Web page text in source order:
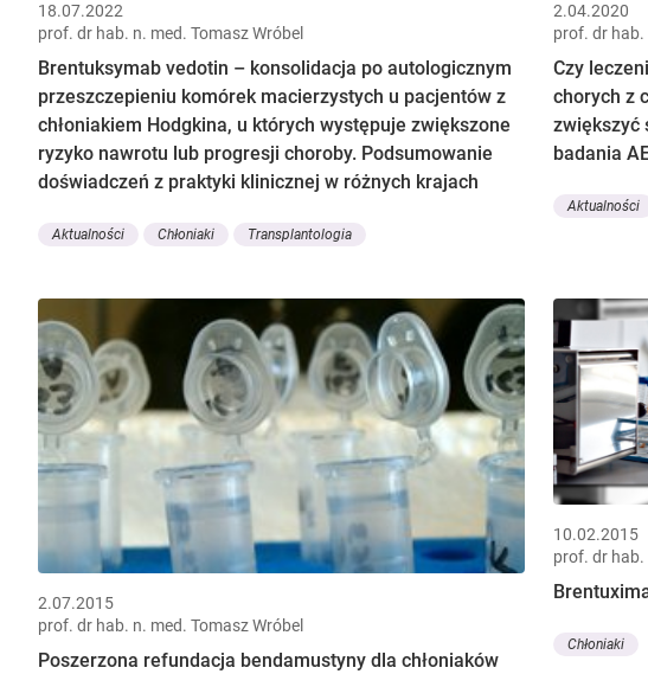
18.07.2022
prof. dr hab. n. med. Tomasz Wróbel
Brentuksymab vedotin – konsolidacja po autologicznym
przeszczepieniu komórek macierzystych u pacjentów z
chłoniakiem Hodgkina, u których występuje zwiększone
ryzyko nawrotu lub progresji choroby. Podsumowanie
doświadczeń z praktyki klinicznej w różnych krajach
Aktualności Chłoniaki Transplantologia
2.04.2020
prof. dr hab.
Czy
chorych z
zwiększyć
badania
Aktualności
2.07.2015
prof. dr hab. n. med. Tomasz Wróbel
Poszerzona refundacja bendamustyny dla chłoniaków
10.02.2015
prof. dr hab.
Chłoniaki